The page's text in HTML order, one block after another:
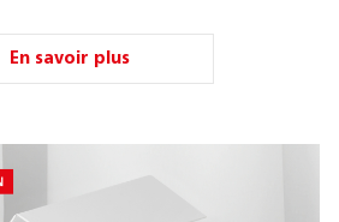
En savoir plus